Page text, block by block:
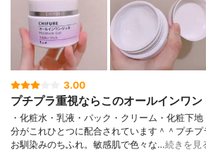
3.00
プチプラ重視ならこのオールインワン
・化粧水・乳液・パック・クリーム・化粧下
分がこれひとつに配合されています＾＾プチ
お馴染みのちふれ。敏感肌で色々な…続きを見